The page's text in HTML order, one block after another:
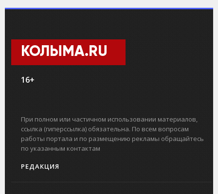
КОЛЫМА.RU
16+
При полном или частичном использовании материалов,
ссылка (гиперссылка) обязательна. По всем вопросам
работы портала и по размещению рекламы обращайтесь
по указанным контактам
РЕДАКЦИЯ